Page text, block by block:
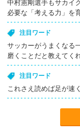
中村憲剛選手もサカイ
必要な「考える力」を
注目ワード
サッカーがうまくなる
磨くことだと教えてく
注目ワード
これさえ読めば足が速